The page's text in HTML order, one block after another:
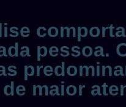
pessoa.
maior